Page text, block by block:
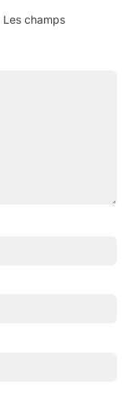
Les champs